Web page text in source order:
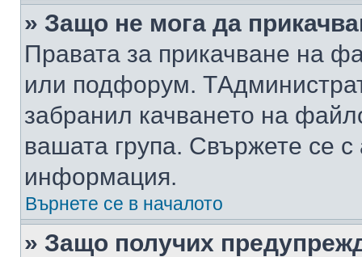
» Защо не мога да
Правата за прикачване на
или подфорум.
забранил качването на
вашата група. Свържете се
информация.
Върнете се в началото
» Защо получих